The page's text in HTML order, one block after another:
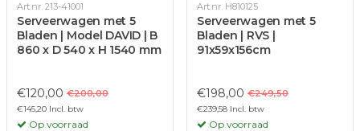
Art.nr. 213-41001
Serveerwagen met 5
Bladen | Model DAVID | B
860 x D 540 x H 1540 mm
€120,00 €200,00
€145,20 Incl. btw
Op voorraad
Art.nr. H810125
Serveerwagen met 5
Bladen | RVS |
91x59x156cm
€198,00 €249,50
€239,58 Incl. btw
Op voorraad